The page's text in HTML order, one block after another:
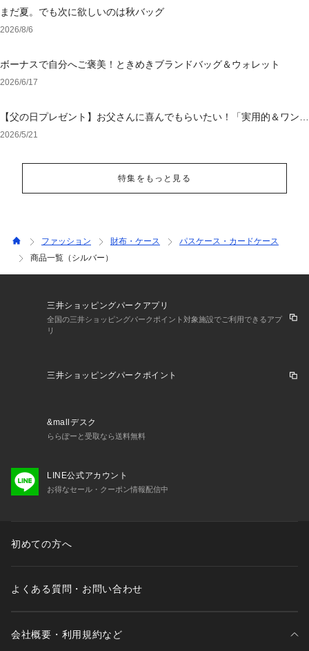
まだ夏。でも次に欲しいのは秋バッグ
2026/8/6
ボーナスで自分へご褒美！ときめきブランドバッグ＆ウォレット
2026/6/17
【父の日プレゼント】お父さんに喜んでもらいたい！「実用的＆ワンラ
ンク上のアイテム」特集
2026/5/21
特集をもっと見る
ファッション 財布・ケース
パスケース・カードケース
商品一覧（シルバー）
三井ショッピングパークアプリ
全国の三井ショッピングパークポイント対象施設でご利用できるアプ
リ
三井ショッピングパークポイント
&mallデスク
ららぽーと受取なら送料無料
LINE公式アカウント
お得なセール・クーポン情報配信中
初めての方へ
よくある質問・お問い合わせ
会社概要・利用規約など